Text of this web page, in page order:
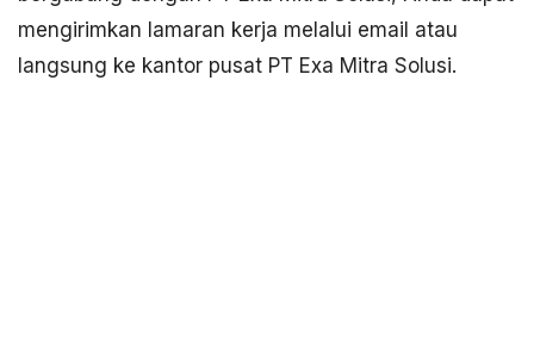
mengirimkan lamaran kerja melalui email atau
langsung ke kantor pusat PT Exa Mitra Solusi.